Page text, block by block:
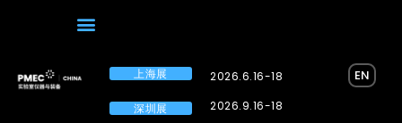
上海展
深圳展
2026.6.16-18
2026.9.16-18
EN